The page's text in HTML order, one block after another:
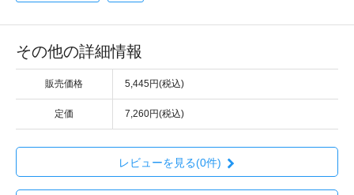
その他の詳細情報
販売価格 5,445円(税込)
定価 7,260円(税込)
レビューを見る(0件)